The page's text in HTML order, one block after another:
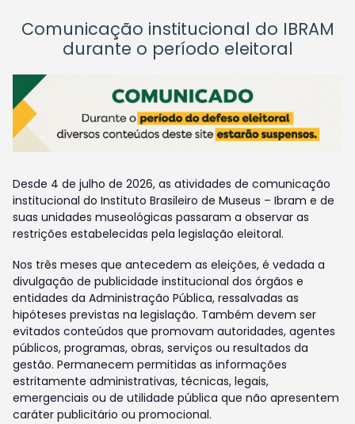
Comunicação institucional do IBRAM
durante o período eleitoral
Desde 4 de julho de 2026, as atividades de comunicação
institucional do Instituto Brasileiro de Museus – Ibram e de
suas unidades museológicas passaram a observar as
restrições estabelecidas pela legislação eleitoral.
Nos três meses que antecedem as eleições, é vedada a
divulgação de publicidade institucional dos órgãos e
entidades da Administração Pública, ressalvadas as
hipóteses previstas na legislação. Também devem ser
evitados conteúdos que promovam autoridades, agentes
públicos, programas, obras, serviços ou resultados da
gestão. Permanecem permitidas as informações
estritamente administrativas, técnicas, legais,
emergenciais ou de utilidade pública que não apresentem
caráter publicitário ou promocional.